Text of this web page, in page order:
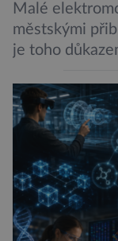
Malé
městskými
je toho
dojezd a
ukazuje, že i
autem, se
města
černého už […]